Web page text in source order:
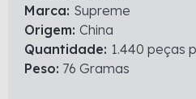
Marca: Supreme
Origem: China
Quantidade: 1.440 peças
Peso: 76 Gramas